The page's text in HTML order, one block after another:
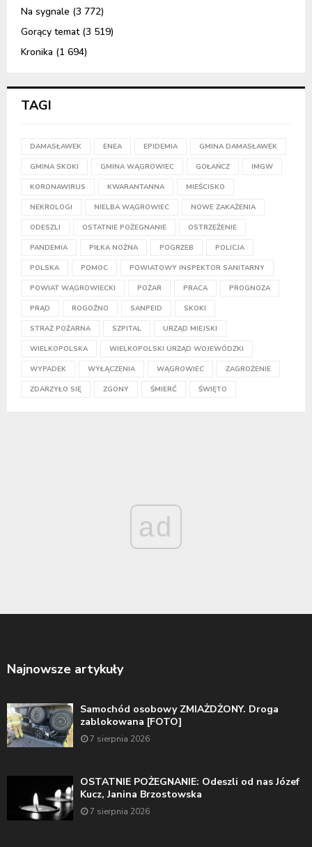
Na sygnale (3 772)
Gorący temat(3 519)
Kronika (1 694)
TAGI
DAMASŁAWEK ENEA EPIDEMIA GMINA DAMASŁAWEK
GMINA SKOKI GMINA WĄGROWIEC GOŁAŃCZ IMGW
KORONAWIRUS KWARANTANNA MIEŚCISKO
NEKROLOGI NIELBA WĄGROWIEC NOWE ZAKAŻENIA
ODESZLI OSTATNIE POŻEGNANIE OSTRZEŻENIE
PANDEMIA PIŁKA NOŻNA POGRZEB POLICJA
POLSKA POMOC POWIATOWY INSPEKTOR SANITARNY
POWIAT WĄGROWIECKI POŻAR PRACA PROGNOZA
PRĄD ROGOŹNO SANPEID SKOKI
STRAŻ POŻARNA SZPITAL URZĄD MIEJSKI
WIELKOPOLSKA WIELKOPOLSKI URZĄD WOJEWÓDZKI
WYPADEK WYŁĄCZENIA WĄGROWIEC ZAGROŻENIE
ZDARZYŁO SIĘ ZGONY ŚMIERĆ ŚWIĘTO
ad
Najnowsze artykuły
Samochód osobowy ZMIAŻDŻONY. Droga
zablokowana [FOTO]
7 sierpnia 2026
OSTATNIE POŻEGNANIE: Odeszli od nas Józef
Kucz, Janina Brzostowska
7 sierpnia 2026